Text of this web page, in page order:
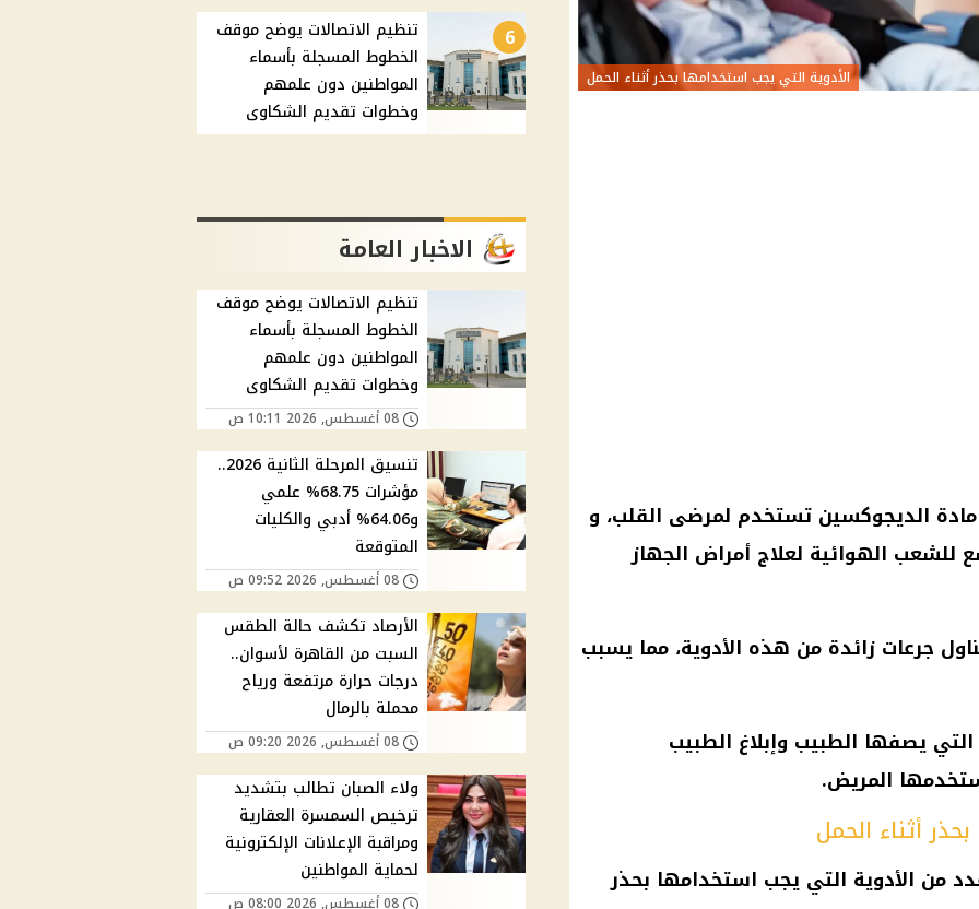
الأدوية التي يجب استخدامها بحذر أثناء الحمل
الديجوكسين تستخدم لمرضى القلب، و
للشعب الهوائية لعلاج أمراض الجهاز
جرعات زائدة من هذه الأدوية، مما يسبب
يصفها الطبيب وإبلاغ الطبيب
المريض.
أثناء الحمل
من الأدوية التي يجب استخدامها بحذر
6
تنظيم الاتصالات يوضح موقف
الخطوط المسجلة بأسماء
المواطنين دون علمهم
وخطوات تقديم الشكاوى
الاخبار العامة
تنظيم الاتصالات يوضح موقف
الخطوط المسجلة بأسماء
المواطنين دون علمهم
وخطوات تقديم الشكاوى
08 أغسطس, 2026 10:11 ص
تنسيق المرحلة الثانية 2026..
مؤشرات 68.75% علمي
و64.06% أدبي والكليات
المتوقعة
08 أغسطس, 2026 09:52 ص
الأرصاد تكشف حالة الطقس
السبت من القاهرة لأسوان..
درجات حرارة مرتفعة ورياح
محملة بالرمال
08 أغسطس, 2026 09:20 ص
ولاء الصبان تطالب بتشديد
ترخيص السمسرة العقارية
ومراقبة الإعلانات الإلكترونية
لحماية المواطنين
08 أغسطس, 2026 08:00 ص